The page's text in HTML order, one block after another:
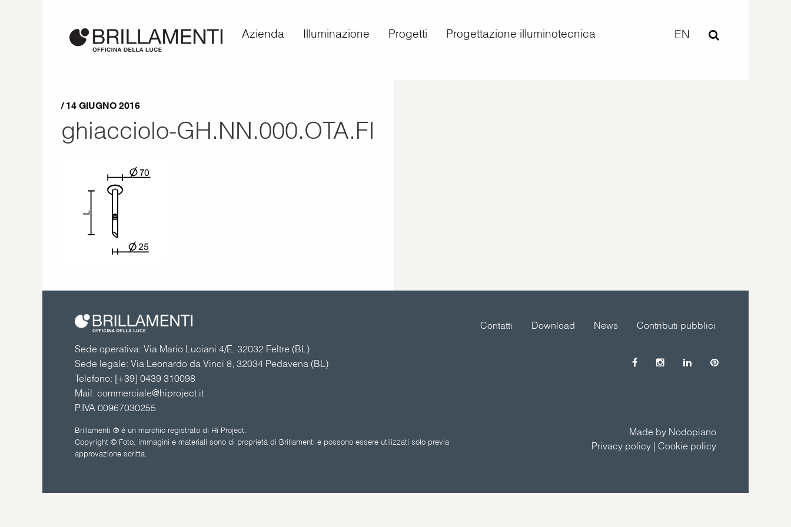
Azienda Illuminazione Progetti Progettazione illuminotecnica EN
/ 14 GIUGNO 2016
ghiacciolo-GH.NN.000.OTA.FI
Sede operativa: Via Mario Luciani 4/E, 32032 Feltre (BL)
Sede legale: Via Leonardo da Vinci 8, 32034 Pedavena (BL)
Telefono: [+39] 0439 310098
Mail: commerciale@hiproject.it
P.IVA 00967030255
Contributi pubblici
News
Download
Contatti
Brillamenti ® è un marchio registrato di Hi Project.
Copyright © Foto, immagini e materiali sono di proprietà di Brillamenti e possono essere utilizzati solo previa
approvazione scritta.
Made by Nodopiano
Privacy policy| Cookie policy